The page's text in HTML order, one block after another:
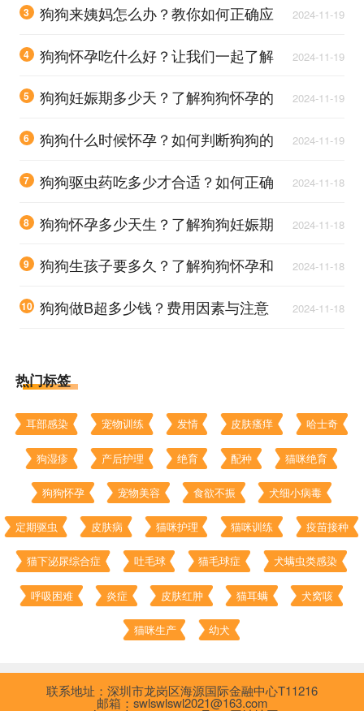
3
狗狗来姨妈怎么办？教你如何正确应
2024-11-19
4
狗狗怀孕吃什么好？让我们一起了解
2024-11-19
5
狗狗妊娠期多少天？了解狗狗怀孕的
2024-11-19
6
狗狗什么时候怀孕？如何判断狗狗的
2024-11-19
7
狗狗驱虫药吃多少才合适？如何正确
2024-11-18
8
狗狗怀孕多少天生？了解狗狗妊娠期
2024-11-18
9
狗狗生孩子要多久？了解狗狗怀孕和
2024-11-18
10 狗狗做B超多少钱？费用因素与注意
2024-11-18
热门标签
耳部感染 宠物训练 发情 皮肤瘙痒 哈士奇
狗湿疹 产后护理 绝育 配种 猫咪绝育
狗狗怀孕 宠物美容 食欲不振 犬细小病毒
定期驱虫 皮肤病 猫咪护理 猫咪训练 疫苗接种
猫下泌尿综合症 吐毛球 猫毛球症 犬螨虫类感染
呼吸困难 炎症 皮肤红肿 猫耳螨 犬窝咳
猫咪生产 幼犬
联系地址：深圳市龙岗区海源国际金融中心T11216
邮箱：swlswlswl2021@163.com